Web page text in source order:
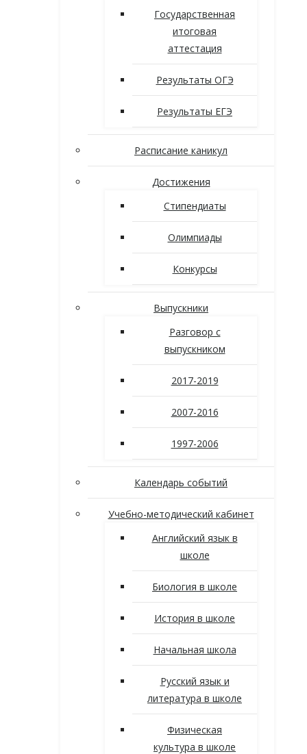
Государственная
итоговая
аттестация
Результаты ОГЭ
Результаты ЕГЭ
Расписание каникул
Достижения
Стипендиаты
Олимпиады
Конкурсы
Выпускники
Разговор с
выпускником
2017-2019
2007-2016
1997-2006
Календарь событий
Учебно-методический кабинет
Английский язык в
школе
Биология в школе
История в школе
Начальная школа
Русский язык и
литература в школе
Физическая
культура в школе